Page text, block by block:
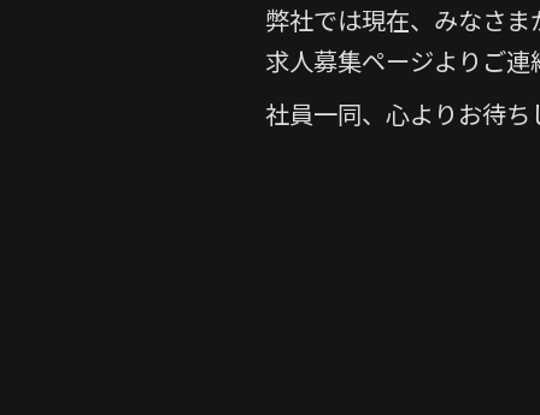
弊社では現在、みなさ
求人募集ページよりご
社員一同、心よりお待ち